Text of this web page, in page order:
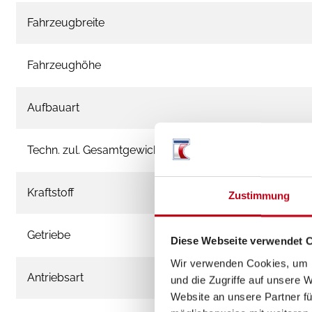
Zustimmung
Diese Webseite verwendet
Wir verwenden Cookies,
und die Zugriffe auf unsere
Website an unsere Partner
Fahrzeugbreite
Fahrzeughöhe
Aufbauart
Techn. zul. Gesamtgewicht
Kraftstoff
Getriebe
Antriebsart